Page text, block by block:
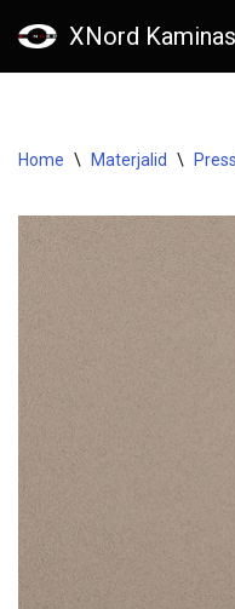
XNord
Home \ Materjalid \